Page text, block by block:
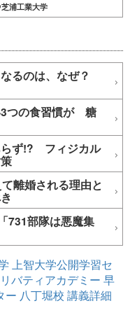
浦工業大学
るのは、なぜ？
3つの食習慣が 糖
らず!? フィジカル
離婚される理由と
731部隊は悪魔集
上智大学公開学習セ
バティアカデミー 早
ー 八丁堀校 講義詳細